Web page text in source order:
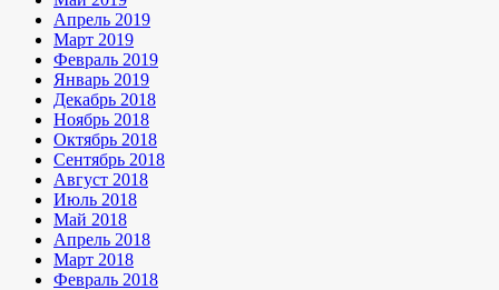
Апрель 2019
Март 2019
Февраль 2019
Январь 2019
Декабрь 2018
Ноябрь 2018
Октябрь 2018
Сентябрь 2018
Август 2018
Июль 2018
Май 2018
Апрель 2018
Март 2018
Февраль 2018